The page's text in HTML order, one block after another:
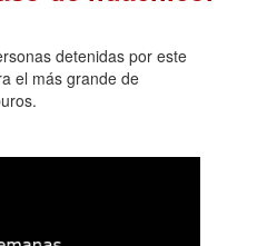
detenidas por este
el más grande de